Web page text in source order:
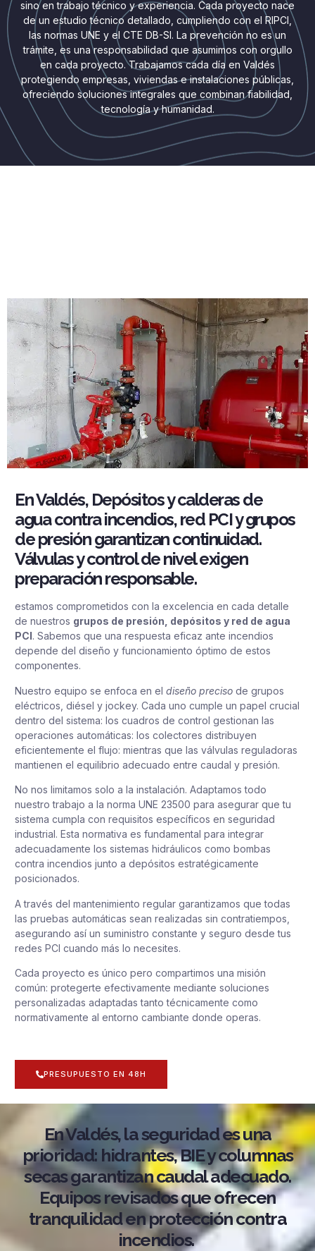
sino en trabajo técnico y experiencia. Cada proyecto nace
de un estudio técnico detallado, cumpliendo con el RIPCI,
las normas UNE y el CTE DB-SI. La prevención no es un
trámite, es una responsabilidad que asumimos con orgullo
en cada proyecto. Trabajamos cada día en Valdés
protegiendo empresas, viviendas e instalaciones públicas,
ofreciendo soluciones integrales que combinan fiabilidad,
tecnología y humanidad.
En Valdés, Depósitos y calderas de
agua contra incendios, red PCI y grupos
de presión garantizan continuidad.
Válvulas y control de nivel exigen
preparación responsable.
estamos comprometidos con la excelencia en cada detalle
de nuestros grupos de presión, depósitos y red de agua
PCI . Sabemos que una respuesta eficaz ante incendios
depende del diseño y funcionamiento óptimo de estos
componentes.
Nuestro equipo se enfoca en el diseño preciso de grupos
eléctricos, diésel y jockey. Cada uno cumple un papel crucial
dentro del sistema: los cuadros de control gestionan las
operaciones automáticas: los colectores distribuyen
eficientemente el flujo: mientras que las válvulas reguladoras
mantienen el equilibrio adecuado entre caudal y presión.
No nos limitamos solo a la instalación. Adaptamos todo
nuestro trabajo a la norma UNE 23500 para asegurar que tu
sistema cumpla con requisitos específicos en seguridad
industrial. Esta normativa es fundamental para integrar
adecuadamente los sistemas hidráulicos como bombas
contra incendios junto a depósitos estratégicamente
posicionados.
A través del mantenimiento regular garantizamos que todas
las pruebas automáticas sean realizadas sin contratiempos,
asegurando así un suministro constante y seguro desde tus
redes PCI cuando más lo necesites.
Cada proyecto es único pero compartimos una misión
común: protegerte efectivamente mediante soluciones
personalizadas adaptadas tanto técnicamente como
normativamente al entorno cambiante donde operas.
PRESUPUESTO EN 48H
En Valdés, la seguridad es una
prioridad: hidrantes, BIE y columnas
secas garantizan caudal adecuado.
Equipos revisados que ofrecen
tranquilidad en protección contra
incendios.